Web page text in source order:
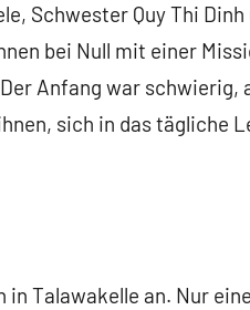
Schwester Quy Thi
bei Null mit einer
Anfang war schwierig,
sich in das tägliche
in Talawakelle an. Nur